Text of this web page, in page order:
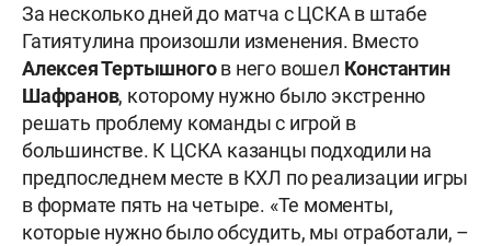
За несколько дней до матча с ЦСКА в штабе
Гатиятулина произошли изменения. Вместо
АлексеяТертышногов него вошел Константин
Шафранов, которому нужно было экстренно
решать проблему команды с игрой в
большинстве. К ЦСКА казанцы подходили на
предпоследнем месте в КХЛ по реализации игры
в формате пять на четыре. «Те моменты,
которые нужно было обсудить, мы отработали, –